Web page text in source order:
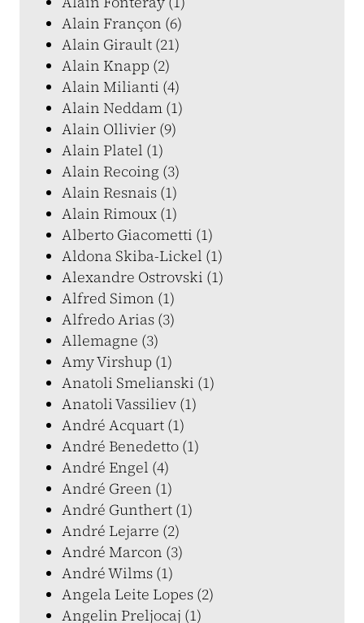
Alain Françon (6)
Alain Girault (21)
Alain Knapp (2)
Alain Milianti (4)
Alain Neddam (1)
Alain Ollivier (9)
Alain Platel (1)
Alain Recoing (3)
Alain Resnais (1)
Alain Rimoux (1)
Alberto Giacometti (1)
Aldona Skiba-Lickel (1)
Alexandre Ostrovski (1)
Alfred Simon (1)
Alfredo Arias (3)
Allemagne (3)
Amy Virshup (1)
Anatoli Smelianski (1)
Anatoli Vassiliev (1)
André Acquart (1)
André Benedetto (1)
André Engel (4)
André Green (1)
André Gunthert (1)
André Lejarre (2)
André Marcon (3)
André Wilms (1)
Angela Leite Lopes (2)
Angelin Preljocaj (1)